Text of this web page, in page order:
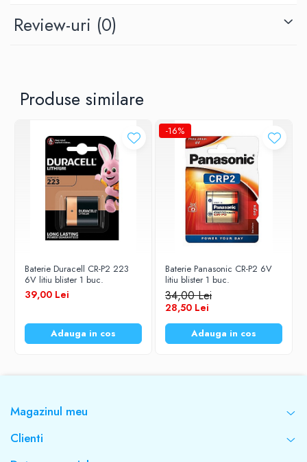
Review-uri (0)
Produse similare
Baterie Duracell CR-P2 223
6V litiu blister 1 buc.
39,00 Lei
Adauga in cos
-16%
Baterie Panasonic CR-P2 6V
litiu blister 1 buc.
34,00 Lei
28,50 Lei
Adauga in cos
Magazinul meu
Clienti